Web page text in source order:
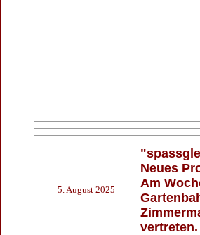
5. August 2025
Neues
Am
vertreten.